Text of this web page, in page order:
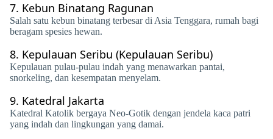
7. Kebun Binatang Ragunan
Salah satu kebun binatang terbesar di Asia Tenggara, rumah bagi
beragam spesies hewan.
8. Kepulauan Seribu (Kepulauan Seribu)
Kepulauan pulau-pulau indah yang menawarkan pantai,
snorkeling, dan kesempatan menyelam.
9. Katedral Jakarta
Katedral Katolik bergaya Neo-Gotik dengan jendela kaca patri
yang indah dan lingkungan yang damai.